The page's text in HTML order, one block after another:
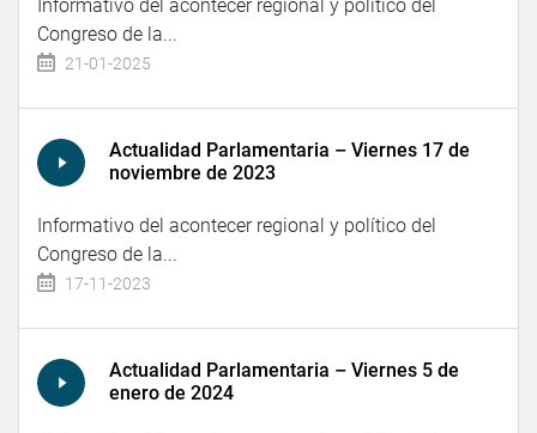
Informativo del acontecer regional y político del
Congreso de la...
21-01-2025
Actualidad Parlamentaria – Viernes 17 de
noviembre de 2023
Informativo del acontecer regional y político del
Congreso de la...
17-11-2023
Actualidad Parlamentaria – Viernes 5 de
enero de 2024